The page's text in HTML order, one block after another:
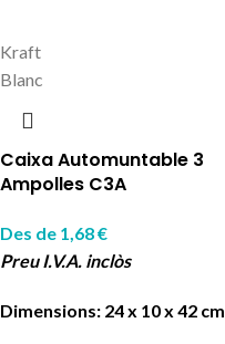
Kraft
Blanc
Caixa Automuntable 3
Ampolles C3A
Des de 1,68€
Preu I.V.A. inclòs
Dimensions: 24 x 10 x 42 cm